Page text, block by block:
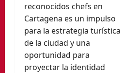
reconocidos chefs en
Cartagena es un impulso
para la estrategia turística
de la ciudad y una
oportunidad para
proyectar la identidad